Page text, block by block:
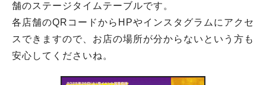
舗のステージタイムテーブルです。
各店舗のQRコードからHPやインスタグラムにアクセ
スできますので、お店の場所が分からないという方も
安心してくださいね。